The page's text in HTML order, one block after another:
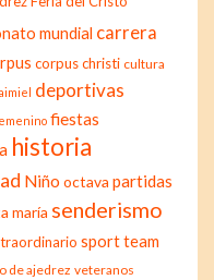
mundial carrera
corpus christi cultura
deportivas
fiestas
historia
Niño octava partidas
maría senderismo
sport team
de ajedrez veteranos